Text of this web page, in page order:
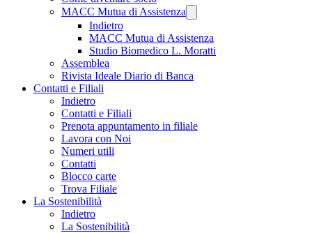
MACC Mutua di Assistenza
Indietro
MACC Mutua di Assistenza
Studio Biomedico L. Moratti
Assemblea
Rivista Ideale Diario di Banca
Contatti e Filiali
Indietro
Contatti e Filiali
Prenota appuntamento in filiale
Lavora con Noi
Numeri utili
Contatti
Blocco carte
Trova Filiale
La Sostenibilità
Indietro
La Sostenibilità